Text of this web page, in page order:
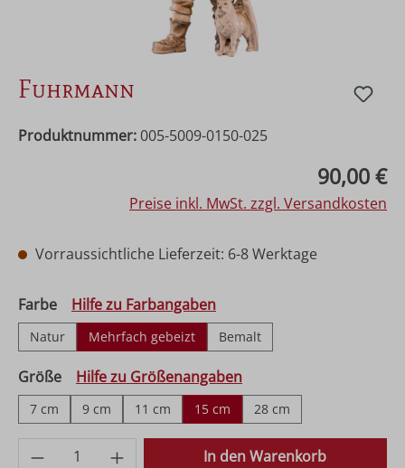
Fuhrmann
Produktnummer: 005-5009-0150-025
90,00 €
Preise inkl. MwSt. zzgl. Versandkosten
Vorraussichtliche Lieferzeit: 6-8 Werktage
Farbeauswählen
Hilfe zu Farbangaben
Natur Mehrfach gebeizt Bemalt
Größeauswählen
Hilfe zu Größenangaben
7 cm 9 cm 11 cm 15 cm 28 cm
Produkt Anzahl: Gib den gewünschten
In den Warenkorb